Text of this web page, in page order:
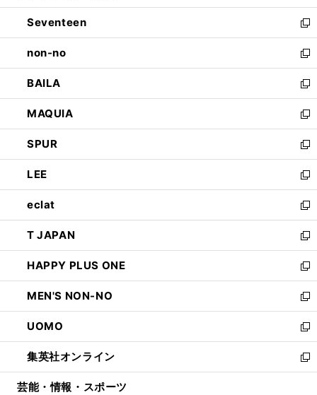
開
く
ウ
で
開
く
ン
ド
ウ
で
開
く
Seventeen
新
し
い
ウ
ィ
ン
ド
ウ
で
開
く
non-no
新
し
い
ウ
ィ
ン
ド
ウ
で
開
く
BAILA
新
し
い
ウ
ィ
ン
ド
ウ
で
開
く
MAQUIA
新
し
い
ウ
ィ
ン
ド
ウ
で
開
く
SPUR
新
し
い
ウ
ィ
ン
ド
ウ
で
開
く
LEE
新
し
い
ウ
ィ
ン
ド
ウ
で
開
く
eclat
新
し
い
ウ
ィ
ン
ド
ウ
で
開
く
T JAPAN
新
し
い
ウ
ィ
ン
ド
ウ
で
開
HAPPY PLUS ONE
新
し
い
ウ
ィ
ン
ド
ウ
MEN'S NON-NO
新
し
い
ウ
ィ
ン
UOMO
新
し
い
ウ
集英社オンライン
新
し
芸能・情報・スポーツ